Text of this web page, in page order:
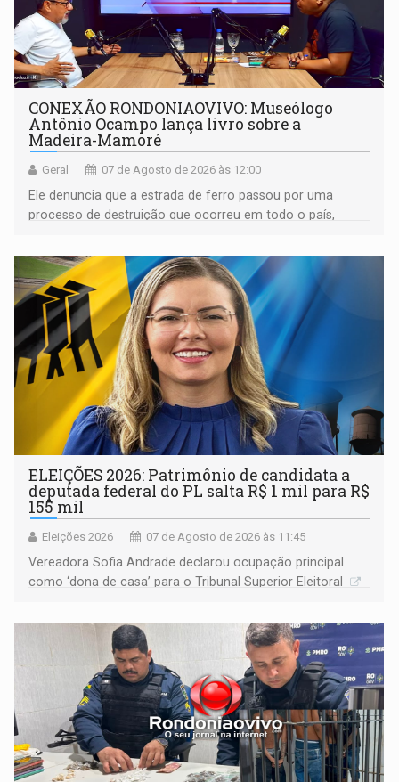
CONEXÃO RONDONIAOVIVO: Museólogo
Antônio Ocampo lança livro sobre a
Madeira-Mamoré
Geral 07 de Agosto de 2026 às 12:00
Ele denuncia que a estrada de ferro passou por uma
processo de destruição que ocorreu em todo o país,
ELEIÇÕES 2026: Patrimônio de candidata a
deputada federal do PL salta R$ 1 mil para R$
155 mil
Eleições 2026 07 de Agosto de 2026 às 11:45
Vereadora Sofia Andrade declarou ocupação principal
como ‘dona de casa’ para o Tribunal Superior Eleitoral